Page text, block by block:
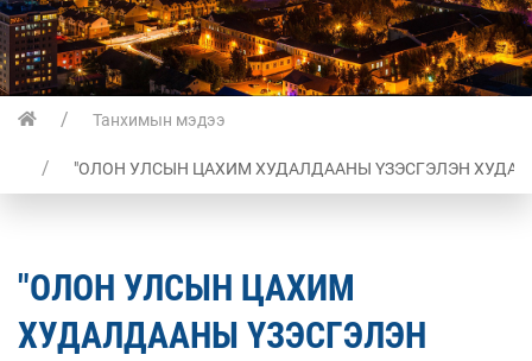
Танхимын мэдээ
"ОЛОН УЛСЫН ЦАХИМ ХУДАЛДААНЫ ҮЗЭСГЭЛЭН
"ОЛОН УЛСЫН ЦАХИМ
ХУДАЛДААНЫ ҮЗЭСГЭЛЭН